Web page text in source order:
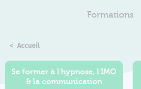
Formations
Accueil
Se former à l'hypnose, l'IMO
& la communication